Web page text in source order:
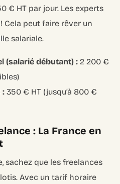
€ HT par jour. Les experts
peut faire rêver un
salariale.
(salarié débutant) : 2 200 €
: 350 € HT (jusqu’à 800 €
: La France en
sachez que les freelances
Avec un tarif horaire